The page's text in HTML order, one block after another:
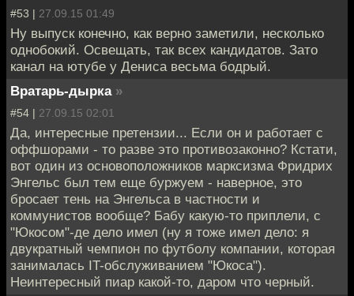
#53 | 27.09.15 01:49
Ну выпуск конечно, как верно заметили, несколько
однобокий. Освещать, так всех кандидатов. Зато
канал на ютубе у Дениса весьма бодрый.
Вратарь-дырка »
#54 | 27.09.15 02:01
Да, интересные претензии... Если он и работает с
оффшорами - то разве это противозаконно? Кстати,
вот один из основоположников марксизма Фридрих
Энгельс был тем еще буржуем - наверное, это
бросает тень на Энгельса в частности и
коммунистов вообще? Бабу какую-то приплели, с
"Юкосом"-де дело имел (ну я тоже имел дело: я
двукратный чемпион по футболу компании, которая
занималась IT-обслуживанием "Юкоса").
Неинтересный пиар какой-то, даром что черный.